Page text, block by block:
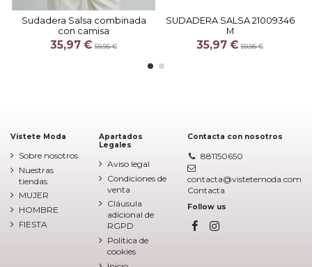
Sudadera Salsa combinada
con camisa
35,97 € 59,95 €
SUDADERA SALSA 21009346
M
35,97 € 59,95 €
Vístete Moda
Sobre nosotros
Nuestras
tiendas
MUJER
HOMBRE
FIESTA
Apartados
Legales
Aviso legal
Condiciones de
venta
Cláusula
adicional de
RGPD
Política de
cookies
Contacta con nosotros
881150650
contacta@vistetemoda.com
Contacta
Follow us